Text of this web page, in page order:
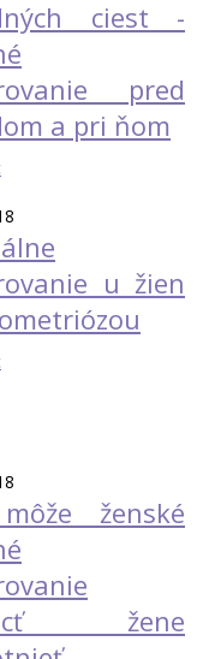
ciest -
pred
a pri ňom
u žien
ženské
žene